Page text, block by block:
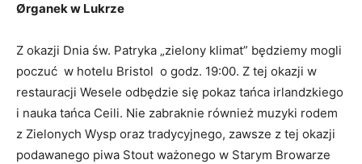
Ørganek w Lukrze
Z okazji Dnia św. Patryka „zielony klimat” będziemy mogli
poczuć w hotelu Bristol o godz. 19:00. Z tej okazji w
restauracji Wesele odbędzie się pokaz tańca irlandzkiego
i nauka tańca Ceili. Nie zabraknie również muzyki rodem
z Zielonych Wysp oraz tradycyjnego, zawsze z tej okazji
podawanego piwa Stout ważonego w Starym Browarze